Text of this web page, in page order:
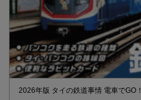
2026年版 タイの鉄道事情 電車でGO！